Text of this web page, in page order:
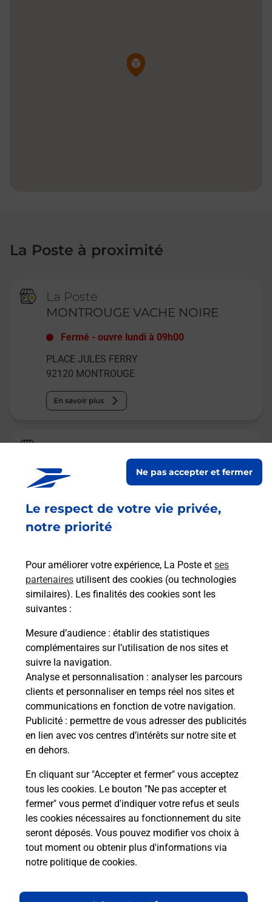
Le respect de votre vie privée,
notre priorité
Pour améliorer votre expérience, La Poste et ses
partenaires utilisent des cookies (ou technologies
similaires). Les finalités des cookies sont les
suivantes :
Mesure d’audience : établir des statistiques
complémentaires sur l’utilisation de nos sites et
suivre la navigation.
Analyse et personnalisation : analyser les parcours
clients et personnaliser en temps réel nos sites et
communications en fonction de votre navigation.
Publicité : permettre de vous adresser des publicités
en lien avec vos centres d’intérêts sur notre site et
en dehors.
En cliquant sur "Accepter et fermer" vous acceptez
tous les cookies. Le bouton "Ne pas accepter et
fermer" vous permet d'indiquer votre refus et seuls
les cookies nécessaires au fonctionnement du site
seront déposés. Vous pouvez modifier vos choix à
tout moment ou obtenir plus d'informations via
notre politique de cookies.
Ne pas accepter et fermer
Pin de la carte
La Poste à proximité
La Poste
MONTROUGE VACHE NOIRE
Fermé -ouvre lundi à 09h00
PLACE JULES FERRY
92120 MONTROUGE
En savoir plus
Relais Pickup
128 AVENUE ARISTIDE BRIAND
92120 MONTROUGE
Malin !
La Poste
en ligne
Ouvert 24h/24
En savoir plus
MONTROUGE